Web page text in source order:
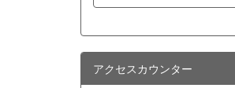
アクセスカウンター